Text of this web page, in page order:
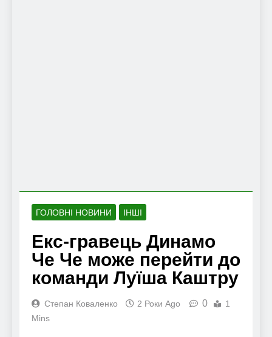
ГОЛОВНІ НОВИНИ ІНШІ
Екс-гравець Динамо
Че Че може перейти до
команди Луїша Каштру
Степан Коваленко 2 Роки Ago 0
1
Mins